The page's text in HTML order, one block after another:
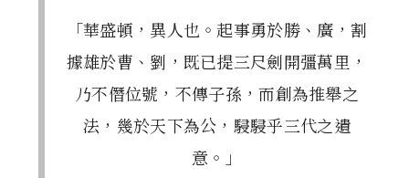
「華盛頓，異人也。起事勇於勝、廣，割
據雄於曹、劉，既已提三尺劍開彊萬里，
乃不僭位號，不傳子孫，而創為推舉之
法，幾於天下為公，駸駸乎三代之遺
意。」